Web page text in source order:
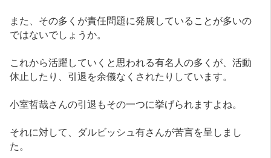
また、その多くが責任問題に発展していることが多いの
ではないでしょうか。
これから活躍していくと思われる有名人の多くが、活動
休止したり、引退を余儀なくされたりしています。
小室哲哉さんの引退もその一つに挙げられますよね。
それに対して、ダルビッシュ有さんが苦言を呈しまし
た。